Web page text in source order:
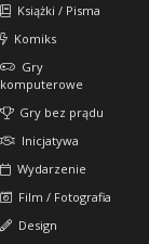
Książki / Pisma
Komiks
Gry
komputerowe
Gry bez prądu
Inicjatywa
Wydarzenie
Film / Fotografia
Design